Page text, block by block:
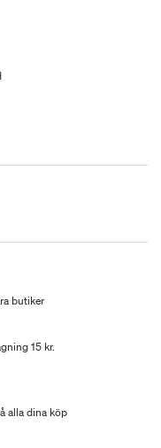
butiker
15 kr.
alla dina köp